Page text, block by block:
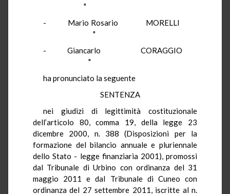
"
- Mario Rosario MORELLI
"
- Giancarlo CORAGGIO
"
ha pronunciato la seguente
SENTENZA
nei giudizi di legittimità costituzionale
dell’articolo 80, comma 19, della legge 23
dicembre 2000, n. 388 (Disposizioni per la
formazione del bilancio annuale e pluriennale
dello Stato - legge finanziaria 2001), promossi
dal Tribunale di Urbino con ordinanza del 31
maggio 2011 e dal Tribunale di Cuneo con
ordinanza del 27 settembre 2011, iscritte al n.